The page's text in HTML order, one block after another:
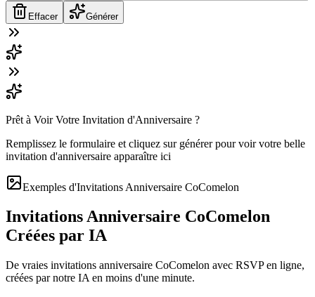
Effacer Générer
Prêt à Voir Votre Invitation d'Anniversaire ?
Remplissez le formulaire et cliquez sur générer pour voir votre belle
invitation d'anniversaire apparaître ici
Exemples d'Invitations Anniversaire CoComelon
Invitations Anniversaire CoComelon
Créées par IA
De vraies invitations anniversaire CoComelon avec RSVP en ligne,
créées par notre IA en moins d'une minute.